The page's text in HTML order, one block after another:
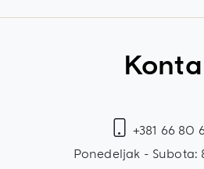
+381 66 80
Ponedeljak -